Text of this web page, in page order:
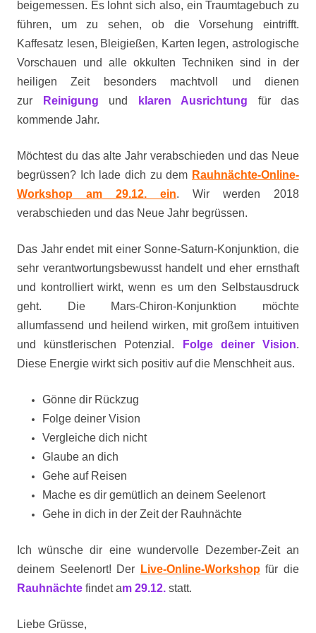
beigemessen. Es lohnt sich also, ein Traumtagebuch zu
führen, um zu sehen, ob die Vorsehung eintrifft.
Kaffesatz lesen, Bleigießen, Karten legen, astrologische
Vorschauen und alle okkulten Techniken sind in der
heiligen Zeit besonders machtvoll und dienen
zur
Reinigung und klaren Ausrichtung für das
kommende Jahr.
Möchtest du das alte Jahr verabschieden und das Neue
begrüssen? Ich lade dich zu dem Rauhnächte-Online-
Workshop am 29.12. ein. Wir werden 2018
verabschieden und das Neue Jahr begrüssen.
Das Jahr endet mit einer Sonne-Saturn-Konjunktion, die
sehr verantwortungsbewusst handelt und eher ernsthaft
und kontrolliert wirkt, wenn es um den Selbstausdruck
geht. Die Mars-Chiron-Konjunktion möchte
allumfassend und heilend wirken, mit großem intuitiven
und künstlerischen Potenzial.
Folge deiner Vision.
Diese Energie wirkt sich positiv auf die Menschheit aus.
Gönne dir Rückzug
Folge deiner Vision
Vergleiche dich nicht
Glaube an dich
Gehe auf Reisen
Mache es dir gemütlich an deinem Seelenort
Gehe in dich in der Zeit der Rauhnächte
Ich wünsche dir eine wundervolle Dezember-Zeit an
deinem Seelenort! Der
Live-Online-Workshopfür die
Rauhnächte findet am 29.12. statt.
Liebe Grüsse,